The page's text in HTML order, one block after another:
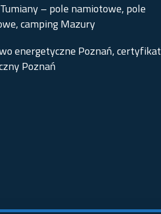
– pole namiotowe, pole
camping Mazury
energetyczne Poznań, certyfikat
Poznań